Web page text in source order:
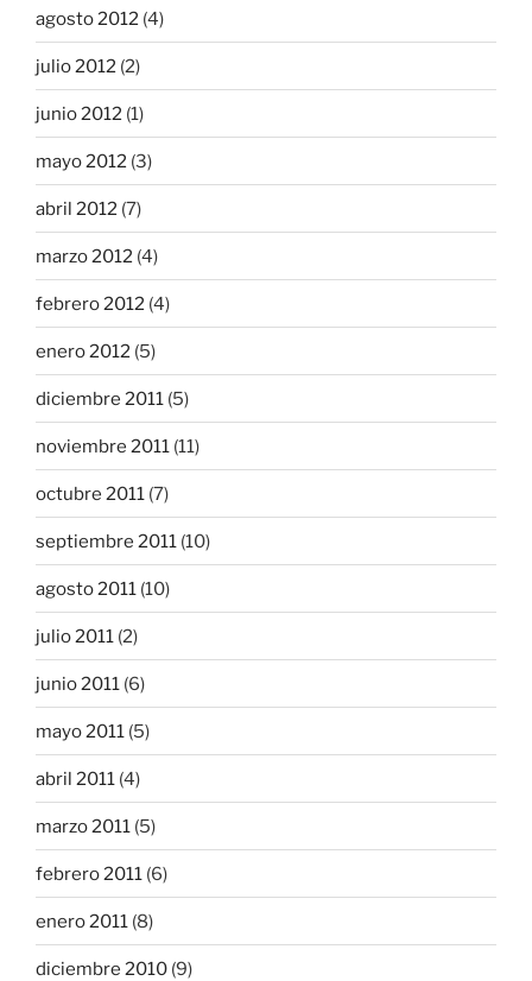
agosto 2012 (4)
julio 2012 (2)
junio 2012 (1)
mayo 2012 (3)
abril 2012 (7)
marzo 2012 (4)
febrero 2012 (4)
enero 2012 (5)
diciembre 2011 (5)
noviembre 2011 (11)
octubre 2011 (7)
septiembre 2011 (10)
agosto 2011 (10)
julio 2011 (2)
junio 2011 (6)
mayo 2011 (5)
abril 2011 (4)
marzo 2011 (5)
febrero 2011 (6)
enero 2011 (8)
diciembre 2010 (9)